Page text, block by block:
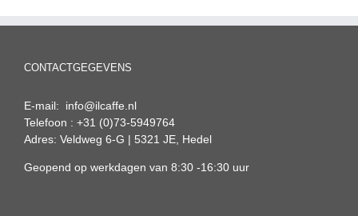
CONTACTGEGEVENS
E-mail: info@ilcaffe.nl
Telefoon : +31 (0)73-5949764
Adres: Veldweg 6-G | 5321 JE, Hedel
Geopend op werkdagen van 8:30 -16:30 uur